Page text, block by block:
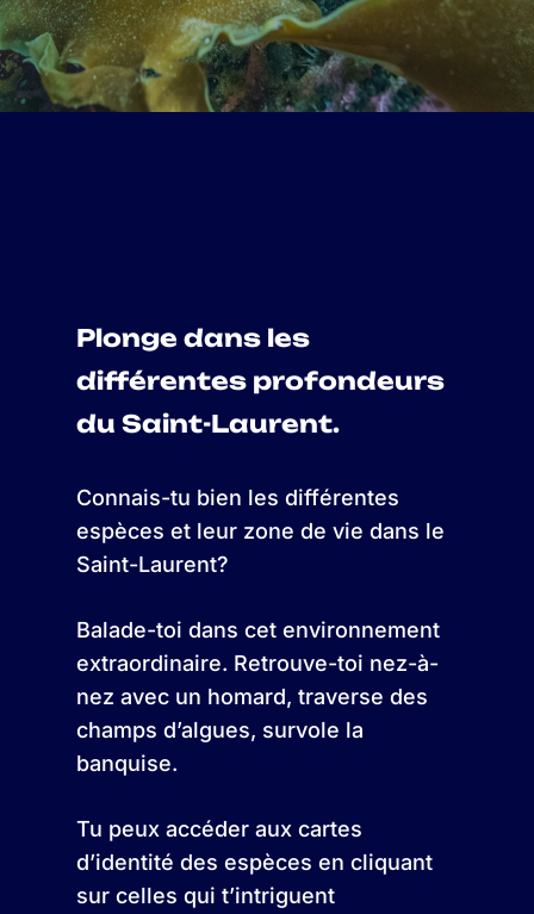
Plonge dans les
différentes profondeurs
du Saint-Laurent.
Connais-tu bien les différentes
espèces et leur zone de vie dans le
Saint-Laurent?
Balade-toi dans cet environnement
extraordinaire. Retrouve-toi nez-à-
nez avec un homard, traverse des
champs d’algues, survole la
banquise.
Tu peux accéder aux cartes
d’identité des espèces en cliquant
sur celles qui t’intriguent